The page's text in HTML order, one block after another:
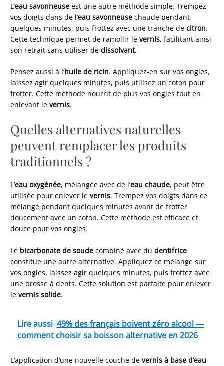
L’eau savonneuse est une autre méthode simple. Trempez
vos doigts dans de l’eau savonneuse chaude pendant
quelques minutes, puis frottez avec une tranche decitron.
Cette technique permet de ramollir levernis, facilitant ainsi
son retrait sans utiliser dedissolvant.
Pensez aussi à l’huile de ricin. Appliquez-en sur vos ongles,
laissez agir quelques minutes, puis utilisez un coton pour
frotter. Cette méthode nourrit de plus vos ongles tout en
enlevant levernis.
Quelles alternatives naturelles
peuvent remplacer les produits
traditionnels ?
L’eau oxygénée, mélangée avec de l’eau chaude, peut être
utilisée pour enlever levernis. Trempez vos doigts dans ce
mélange pendant quelques minutes avant de frotter
doucement avec un coton. Cette méthode est efficace et
douce pour vos ongles.
Le bicarbonate de soude combiné avec dudentifrice
constitue une autre alternative. Appliquez ce mélange sur
vos ongles, laissez agir quelques minutes, puis frottez avec
une brosse à dents. Cette solution est parfaite pour enlever
levernis solide.
Lire aussi 49% des français boivent zéro alcool —
comment choisir sa boisson alternative en 2026
L’application d’une nouvelle couche devernis à base d’eau